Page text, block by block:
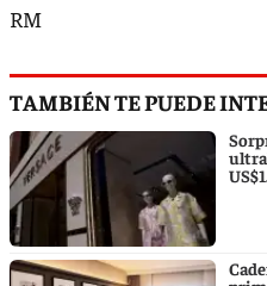
RM
TAMBIÉN TE PUEDE